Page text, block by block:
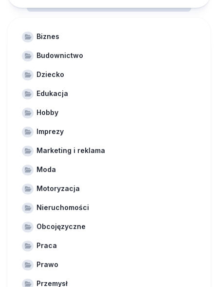
Biznes
Budownictwo
Dziecko
Edukacja
Hobby
Imprezy
Marketing i reklama
Moda
Motoryzacja
Nieruchomości
Obcojęzyczne
Praca
Prawo
Przemysł